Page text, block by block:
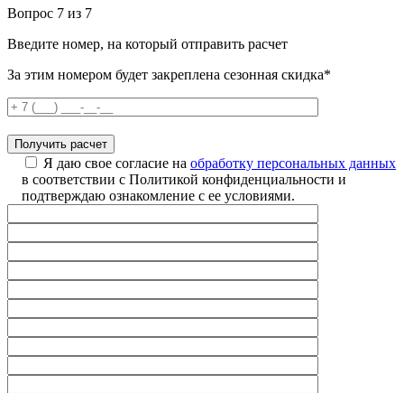
Вопрос 7 из 7
Введите номер, на который отправить расчет
За этим номером будет закреплена сезонная скидка*
Я даю свое согласие на обработку персональных данных
в соответствии с Политикой конфиденциальности и
подтверждаю ознакомление с ее условиями.